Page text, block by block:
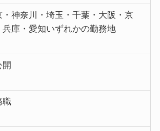
・神奈川・埼玉・千葉・大阪・京
兵庫・愛知いずれかの勤務地
開
職